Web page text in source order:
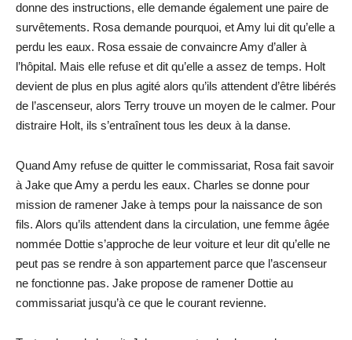
donne des instructions, elle demande également une paire de
survêtements. Rosa demande pourquoi, et Amy lui dit qu’elle a
perdu les eaux. Rosa essaie de convaincre Amy d’aller à
l’hôpital. Mais elle refuse et dit qu’elle a assez de temps. Holt
devient de plus en plus agité alors qu’ils attendent d’être libérés
de l’ascenseur, alors Terry trouve un moyen de le calmer. Pour
distraire Holt, ils s’entraînent tous les deux à la danse.
Quand Amy refuse de quitter le commissariat, Rosa fait savoir
à Jake que Amy a perdu les eaux. Charles se donne pour
mission de ramener Jake à temps pour la naissance de son
fils. Alors qu’ils attendent dans la circulation, une femme âgée
nommée Dottie s’approche de leur voiture et leur dit qu’elle ne
peut pas se rendre à son appartement parce que l’ascenseur
ne fonctionne pas. Jake propose de ramener Dottie au
commissariat jusqu’à ce que le courant revienne.